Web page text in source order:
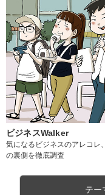
ビジネスWalker
気になるビジネスのアレコレ
の裏側を徹底調査
テー